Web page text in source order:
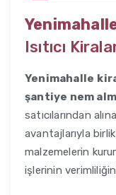
Isıtıcı
Yenimahalle
şantiye nem
satıcılarından
avantajlarıyla
malzemelerin
işlerinin verimliliğini